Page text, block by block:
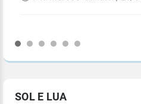
SOL E LUA